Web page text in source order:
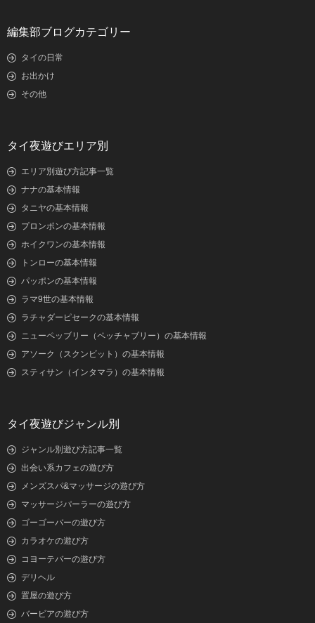
編集部ブログカテゴリー
タイの日常
お出かけ
その他
タイ夜遊びエリア別
エリア別遊び方記事一覧
ナナの基本情報
タニヤの基本情報
プロンポンの基本情報
ホイクワンの基本情報
トンローの基本情報
パッポンの基本情報
ラマ9世の基本情報
ラチャダーピセークの基本情報
ニューペッブリー（ペッチャブリー）の基本情報
アソーク（スクンビット）の基本情報
スティサン（インタマラ）の基本情報
タイ夜遊びジャンル別
ジャンル別遊び方記事一覧
出会い系カフェの遊び方
メンズスパ&マッサージの遊び方
マッサージパーラーの遊び方
ゴーゴーバーの遊び方
カラオケの遊び方
コヨーテバーの遊び方
デリヘル
置屋の遊び方
バービアの遊び方